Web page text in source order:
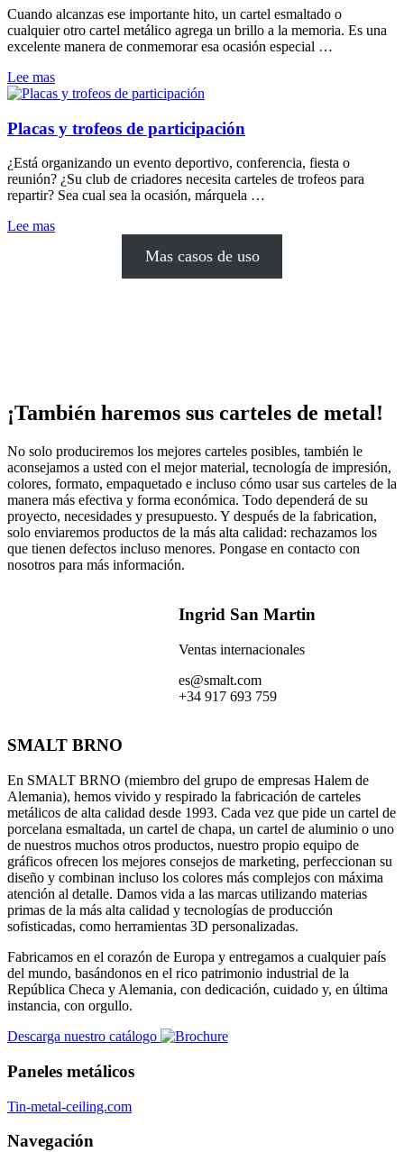
Cuando alcanzas ese importante hito, un cartel esmaltado o
cualquier otro cartel metálico agrega un brillo a la memoria. Es una
excelente manera de conmemorar esa ocasión especial …
Lee mas
Placas y trofeos de participación
¿Está organizando un evento deportivo, conferencia, fiesta o
reunión? ¿Su club de criadores necesita carteles de trofeos para
repartir? Sea cual sea la ocasión, márquela …
Lee mas
Mas casos de uso
¡También haremos sus carteles de metal!
No solo produciremos los mejores carteles posibles, también le
aconsejamos a usted con el mejor material, tecnología de impresión,
colores, formato, empaquetado e incluso cómo usar sus carteles de la
manera más efectiva y forma económica. Todo dependerá de su
proyecto, necesidades y presupuesto. Y después de la fabrication,
solo enviaremos productos de la más alta calidad: rechazamos los
que tienen defectos incluso menores. Pongase en contacto con
nosotros para más información.
Ingrid San Martin
Ventas internacionales
es@smalt.com
+34 917 693 759
SMALT BRNO
En SMALT BRNO (miembro del grupo de empresas Halem de
Alemania), hemos vivido y respirado la fabricación de carteles
metálicos de alta calidad desde 1993. Cada vez que pide un cartel de
porcelana esmaltada, un cartel de chapa, un cartel de aluminio o uno
de nuestros muchos otros productos, nuestro propio equipo de
gráficos ofrecen los mejores consejos de marketing, perfeccionan su
diseño y combinan incluso los colores más complejos con máxima
atención al detalle. Damos vida a las marcas utilizando materias
primas de la más alta calidad y tecnologías de producción
sofisticadas, como herramientas 3D personalizadas.
Fabricamos en el corazón de Europa y entregamos a cualquier país
del mundo, basándonos en el rico patrimonio industrial de la
República Checa y Alemania, con dedicación, cuidado y, en última
instancia, con orgullo.
Descarga nuestro catálogo
Paneles metálicos
Tin-metal-ceiling.com
Navegación